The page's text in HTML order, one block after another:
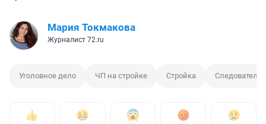
Мария Токмакова
Журналист 72.ru
Уголовное дело ЧП на стройке Стройка Следователь